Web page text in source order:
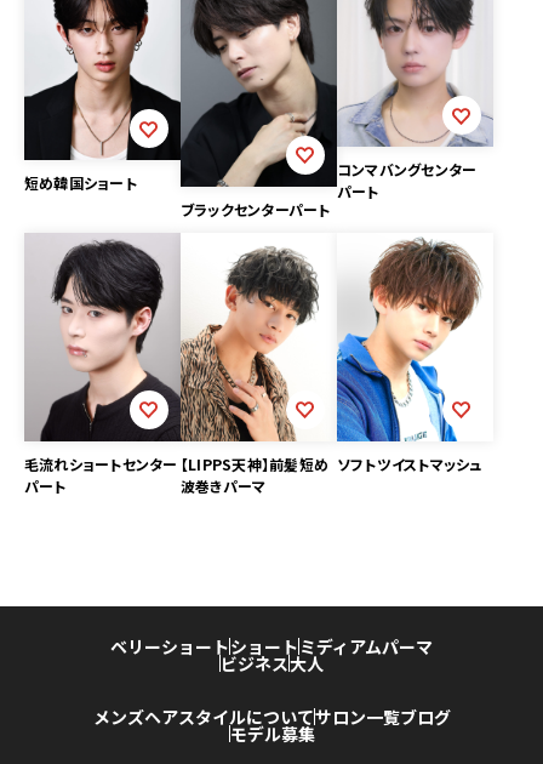
短め韓国ショート
ブラックセンターパート
コンマバングセンター
パート
毛流れショートセンター
パート
【LIPPS天神】前髪短め
波巻きパーマ
ソフトツイストマッシュ
ベリーショートショート ミディアムパーマ
ビジネス大人
メンズヘアスタイルについてサロン一覧ブログ
モデル募集